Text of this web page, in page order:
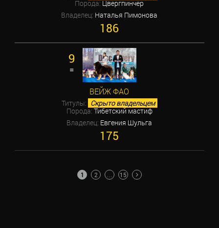
Порода:Цвергпинчер
Владелец: Наталья Пимонова
186
9
=
ВЕЙЖ ФАО
Титулы: Скрыто владельцем
Порода:Тибетский мастиф
Владелец: Евгения Шульга
175
1 2 15